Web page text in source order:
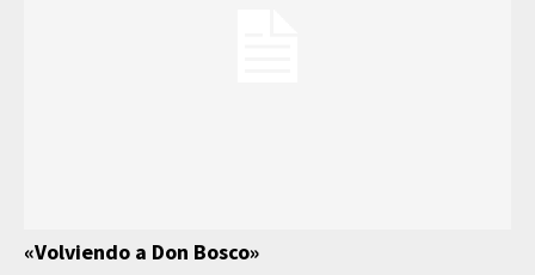
«Volviendo a Don Bosco»